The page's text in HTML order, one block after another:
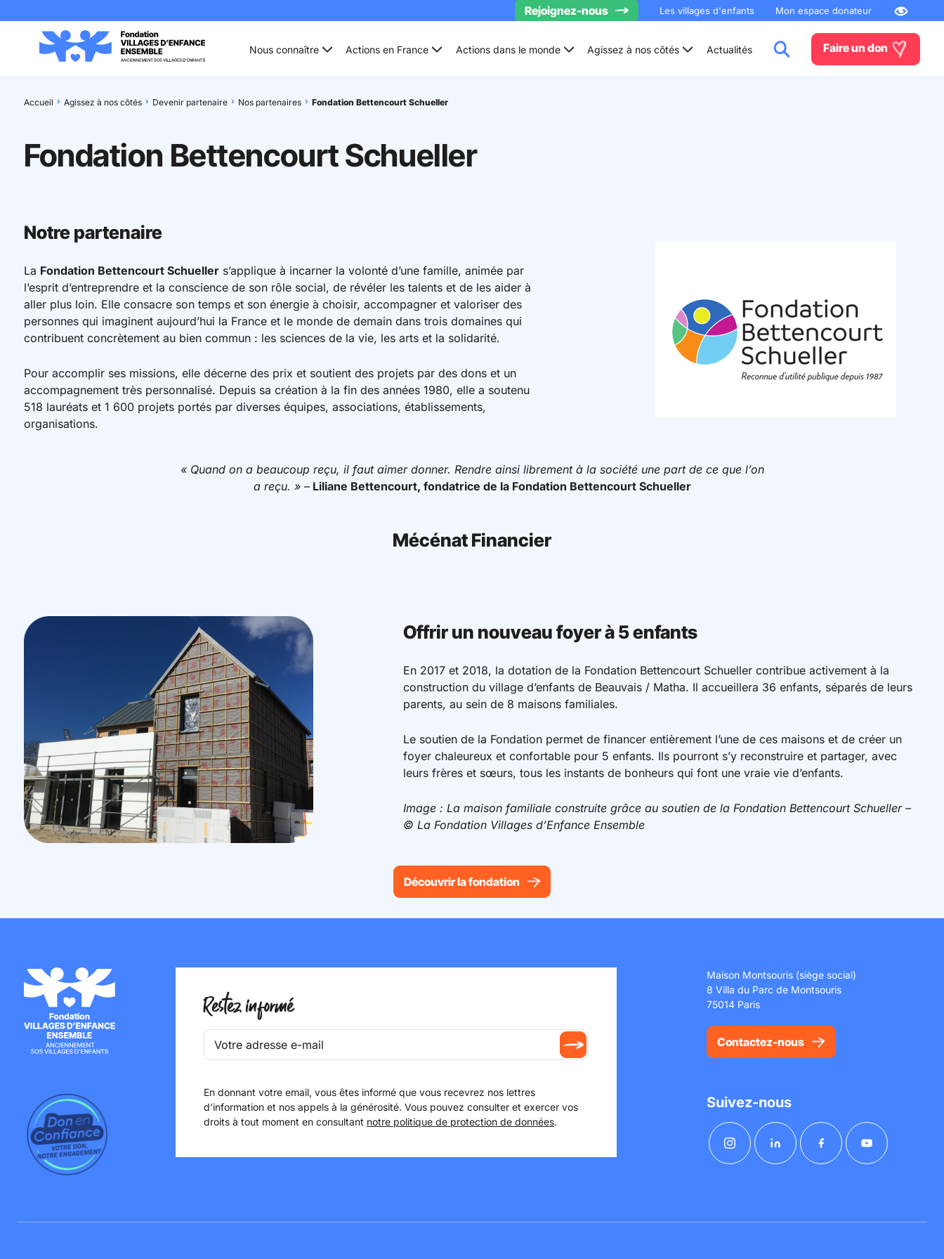
Rejoignez-nous Les villages d'enfants Mon espace donateur
Nous connaître Actions en France Actions dans le monde Agissez à nos côtés Actualités Faire un don
Accueil Agissez à nos côtés Devenir partenaire Nos partenaires Fondation Bettencourt Schueller
Fondation Bettencourt Schueller
Notre partenaire
La Fondation Bettencourt Schueller s’applique à incarner la volonté d’une famille, animée par
l’esprit d’entreprendre et la conscience de son rôle social, de révéler les talents et de les aider à
aller plus loin. Elle consacre son temps et son énergie à choisir, accompagner et valoriser des
personnes qui imaginent aujourd’hui la France et le monde de demain dans trois domaines qui
contribuent concrètement au bien commun : les sciences de la vie, les arts et la solidarité.
Pour accomplir ses missions, elle décerne des prix et soutient des projets par des dons et un
accompagnement très personnalisé. Depuis sa création à la fin des années 1980, elle a soutenu
518 lauréats et 1 600 projets portés par diverses équipes, associations, établissements,
organisations.
« Quand on a beaucoup reçu, il faut aimer donner. Rendre ainsi librement à la société une part de ce que l’on
a reçu. » –Liliane Bettencourt, fondatrice de la Fondation Bettencourt Schueller
Mécénat Financier
Offrir un nouveau foyer à 5 enfants
En 2017 et 2018, la dotation de la Fondation Bettencourt Schueller contribue activement à la
construction du village d’enfants de Beauvais / Matha. Il accueillera 36 enfants, séparés de leurs
parents, au sein de 8 maisons familiales.
Le soutien de la Fondation permet de financer entièrement l’une de ces maisons et de créer un
foyer chaleureux et confortable pour 5 enfants. Ils pourront s’y reconstruire et partager, avec
leurs frères et sœurs, tous les instants de bonheurs qui font une vraie vie d’enfants.
Image : La maison familiale construite grâce au soutien de la Fondation Bettencourt Schueller –
© La Fondation Villages d’Enfance Ensemble
Découvrir la fondation
Restez informé
En donnant votre email, vous êtes informé que vous recevrez nos lettres
d’information et nos appels à la générosité. Vous pouvez consulter et exercer vos
droits à tout moment en consultant notre politique de protection de données.
Maison Montsouris (siège social)
8 Villa du Parc de Montsouris
75014 Paris
Contactez-nous
Suivez-nous